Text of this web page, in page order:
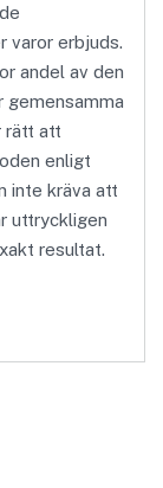
varor erbjuds.
andel av den
gemensamma
rätt att
enligt
inte kräva att
uttryckligen
resultat.